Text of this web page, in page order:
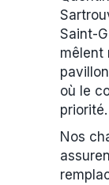
Saint-
mêlent
où le
priorité.
Nos